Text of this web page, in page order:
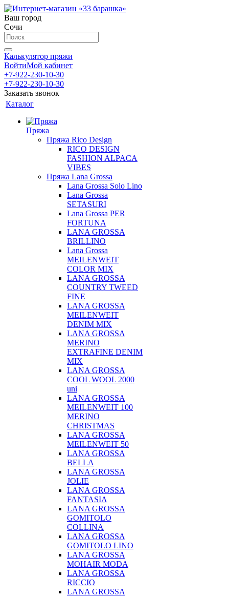
Ваш город
Сочи
Калькулятор пряжи
ВойтиМой кабинет
+7-922-230-10-30
+7-922-230-10-30
Заказать звонок
Каталог
Пряжа
Пряжа Rico Design
RICO DESIGN
FASHION ALPACA
VIBES
Пряжа Lana Grossa
Lana Grossa Solo Lino
Lana Grossa
SETASURI
Lana Grossa PER
FORTUNA
LANA GROSSA
BRILLINO
Lana Grossa
MEILENWEIT
COLOR MIX
LANA GROSSA
COUNTRY TWEED
FINE
LANA GROSSA
MEILENWEIT
DENIM MIX
LANA GROSSA
MERINO
EXTRAFINE DENIM
MIX
LANA GROSSA
COOL WOOL 2000
uni
LANA GROSSA
MEILENWEIT 100
MERINO
CHRISTMAS
LANA GROSSA
MEILENWEIT 50
LANA GROSSA
BELLA
LANA GROSSA
JOLIE
LANA GROSSA
FANTASIA
LANA GROSSA
GOMITOLO
COLLINA
LANA GROSSA
GOMITOLO LINO
LANA GROSSA
MOHAIR MODA
LANA GROSSA
RICCIO
LANA GROSSA